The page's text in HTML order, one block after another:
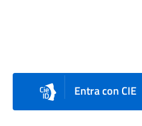
Entra con CIE